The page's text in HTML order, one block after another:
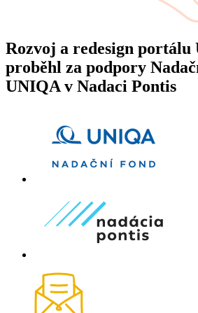
Rozvoj a redesign portálu
proběhl za podpory
UNIQA v Nadaci Pontis